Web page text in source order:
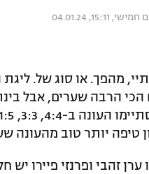
חמישי, 15:11, 04.01.24
מהפך. או סוג של.
יותר טוב מהעונה
זהבי ופרנזי פיירו